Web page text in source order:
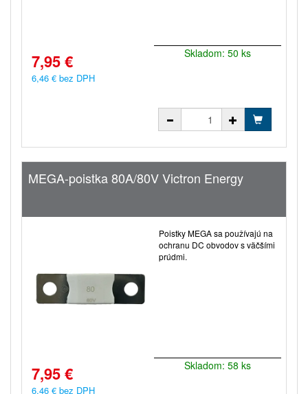
7,95 €
6,46 € bez DPH
Skladom: 50 ks
MEGA-poistka 80A/80V Victron Energy
Poistky MEGA sa používajú na
ochranu DC obvodov s väčšími
prúdmi.
7,95 €
6,46 € bez DPH
Skladom: 58 ks